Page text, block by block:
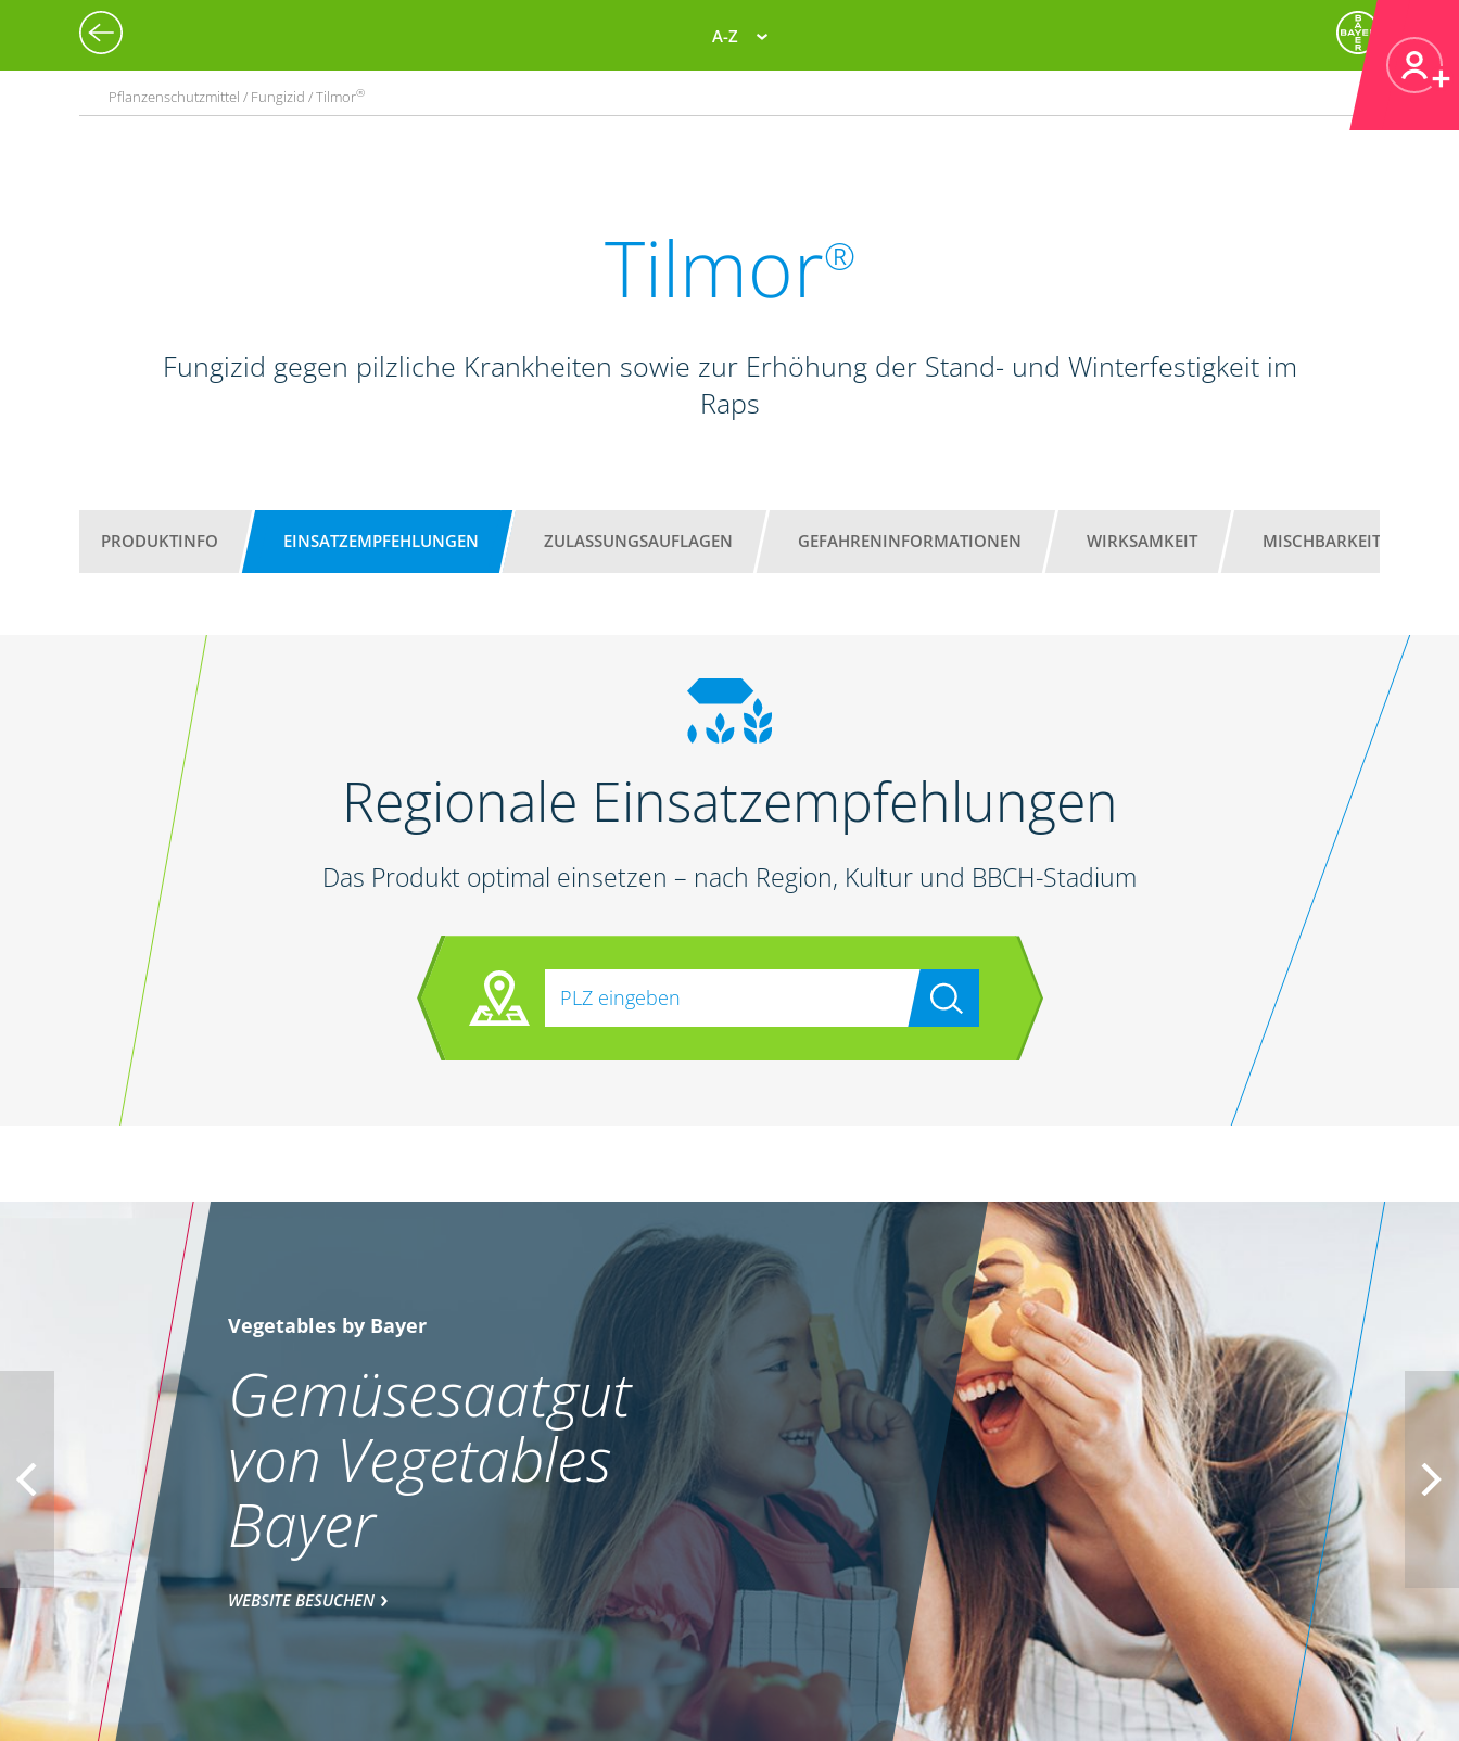
A-Z
Pflanzenschutzmittel / Fungizid / Tilmor®
Tilmor®
Fungizid gegen pilzliche Krankheiten sowie zur Erhöhung der Stand- und Winterfestigkeit im
Raps
PRODUKTINFO EINSATZEMPFEHLUNGEN ZULASSUNGSAUFLAGEN GEFAHRENINFORMATIONEN WIRKSAMKEIT MISCHBARKEIT
Regionale Einsatzempfehlungen
Das Produkt optimal einsetzen – nach Region, Kultur und BBCH-Stadium
Vegetables by Bayer
Gemüsesaatgut
von Vegetables
Bayer
WEBSITE BESUCHEN